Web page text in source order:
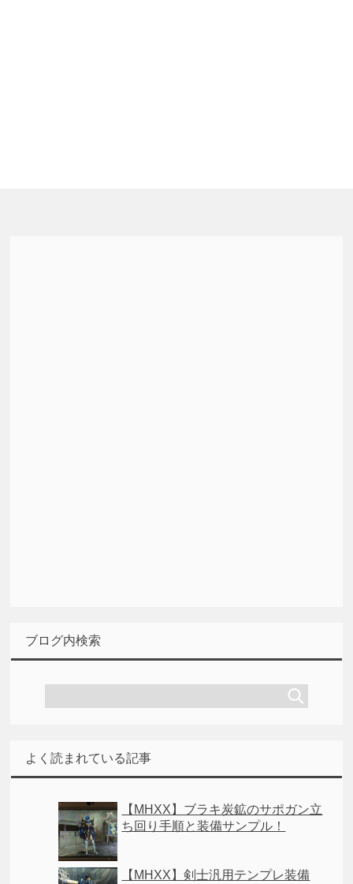
ブログ内検索
よく読まれている記事
【MHXX】ブラキ炭鉱のサポガン立
ち回り手順と装備サンプル！
【MHXX】剣士汎用テンプレ装備